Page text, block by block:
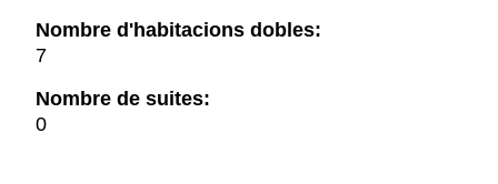
Nombre d'habitacions dobles:
7
Nombre de suites:
0